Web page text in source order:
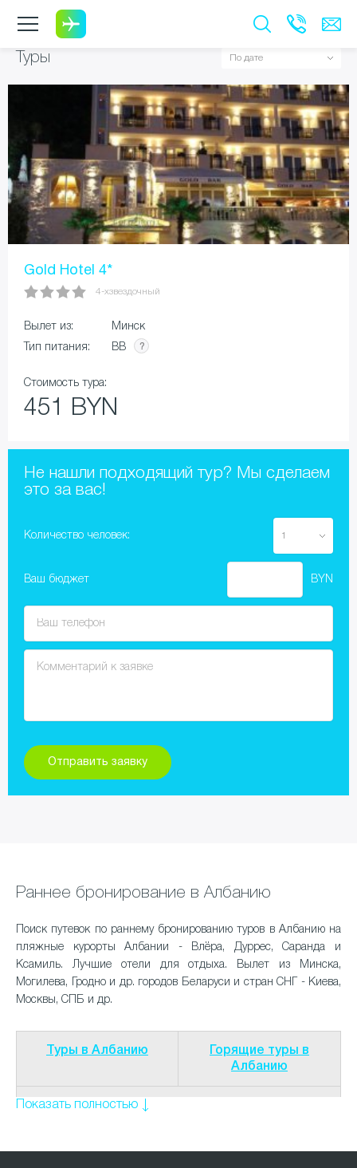
Туры
Gold Hotel 4*
4-хзвездочный
Вылет из:
Минск
Тип питания:
BB
Стоимость тура:
451 BYN
Не нашли подходящий тур? Мы сделаем
это за вас!
Количество человек:
Ваш бюджет BYN
Раннее бронирование в Албанию
Поиск путевок по раннему бронированию туров в Албанию на
пляжные курорты Албании - Влёра, Дуррес, Саранда и
Ксамиль. Лучшие отели для отдыха. Вылет из Минска,
Могилева, Гродно и др. городов Беларуси и стран СНГ - Киева,
Москвы, СПБ и др.
Туры в Албанию
Горящие туры в
Албанию
О стране
Показать полностью